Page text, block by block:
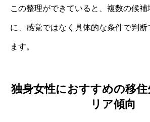
この整理ができていると、複数の候補
に、感覚ではなく具体的な条件で判断
ます。
独身女性におすすめの移
リア傾向